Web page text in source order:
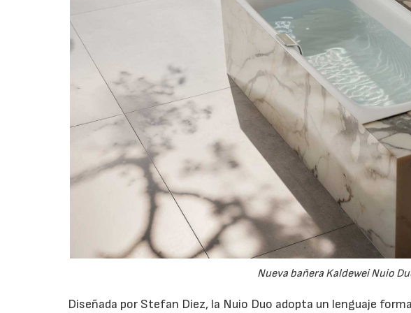
Nueva bañera Kaldewei Nuio
Diseñada por Stefan Diez, la Nuio Duo adopta un lenguaje